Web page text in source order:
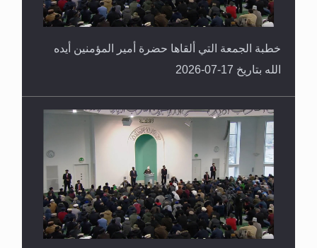
خطبة الجمعة التي ألقاها حضرة أمير المؤمنين أيده
الله بتاريخ 17-07-2026